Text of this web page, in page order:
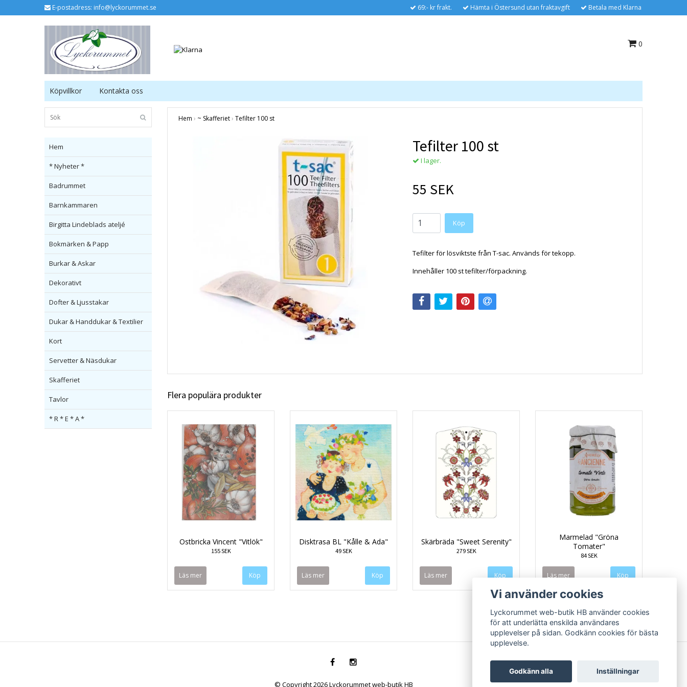
E-postadress: info@lyckorummet.se 69:- kr frakt. Hämta i Östersund utan fraktavgift Betala med Klarna
0
Köpvillkor Kontakta oss
Hem
* Nyheter *
Badrummet
Barnkammaren
Birgitta Lindeblads ateljé
Bokmärken & Papp
Burkar & Askar
Dekorativt
Dofter & Ljusstakar
Dukar & Handdukar & Textilier
Kort
Servetter & Näsdukar
Skafferiet
Tavlor
* R * E * A *
Hem › ~ Skafferiet› Tefilter 100 st
Tefilter 100 st
I lager.
55 SEK
Köp
Tefilter för lösviktste från T-sac. Används för tekopp.
Innehåller 100 st tefilter/förpackning.
Flera populära produkter
Ostbricka Vincent "Vitlök"
155 SEK
Läs mer
Disktrasa BL "Kålle & Ada"
49 SEK
Läs mer
Skärbräda "Sweet Serenity"
279 SEK
Läs mer
Marmelad "Gröna
Tomater"
84 SEK
Läs mer
© Copyright 2026 Lyckorummet web-butik HB
Vi använder cookies
Lyckorummet web-butik HB använder cookies
för att underlätta enskilda användares
upplevelser på sidan. Godkänn cookies för bästa
upplevelse.
Godkänn alla Inställningar